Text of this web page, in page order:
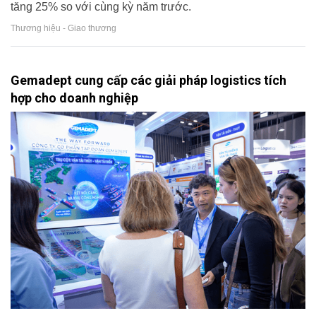
tăng 25% so với cùng kỳ năm trước.
Thương hiệu - Giao thương
Gemadept cung cấp các giải pháp logistics tích
hợp cho doanh nghiệp